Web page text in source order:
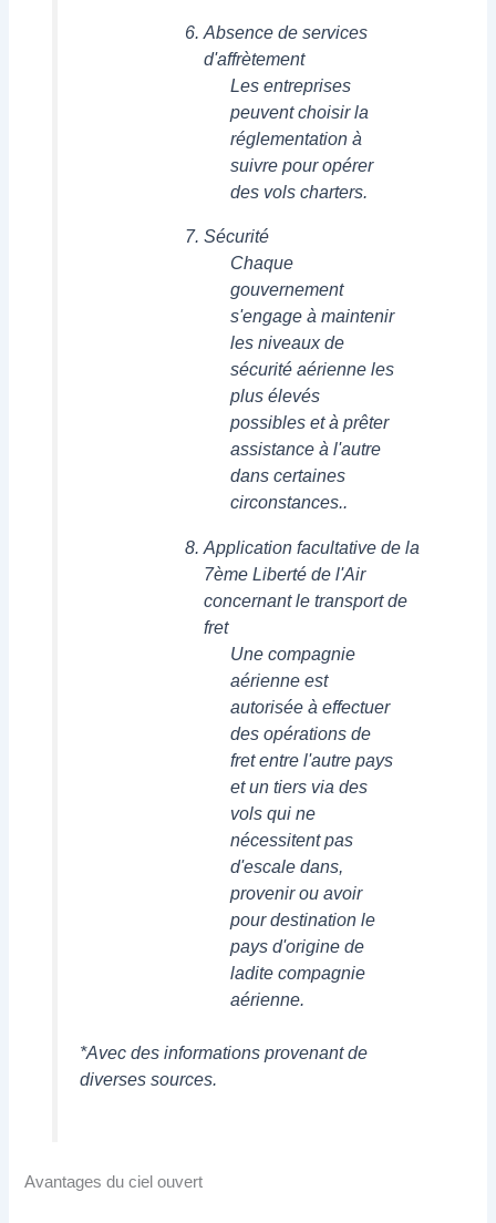
Absence de services
d'affrètement
Les entreprises
peuvent choisir la
réglementation à
suivre pour opérer
des vols charters.
Sécurité
Chaque
gouvernement
s'engage à maintenir
les niveaux de
sécurité aérienne les
plus élevés
possibles et à prêter
assistance à l'autre
dans certaines
circonstances..
Application facultative de la
7ème Liberté de l'Air
concernant le transport de
fret
Une compagnie
aérienne est
autorisée à effectuer
des opérations de
fret entre l'autre pays
et un tiers via des
vols qui ne
nécessitent pas
d'escale dans,
provenir ou avoir
pour destination le
pays d'origine de
ladite compagnie
aérienne.
*Avec des informations provenant de
diverses sources.
Avantages du ciel ouvert